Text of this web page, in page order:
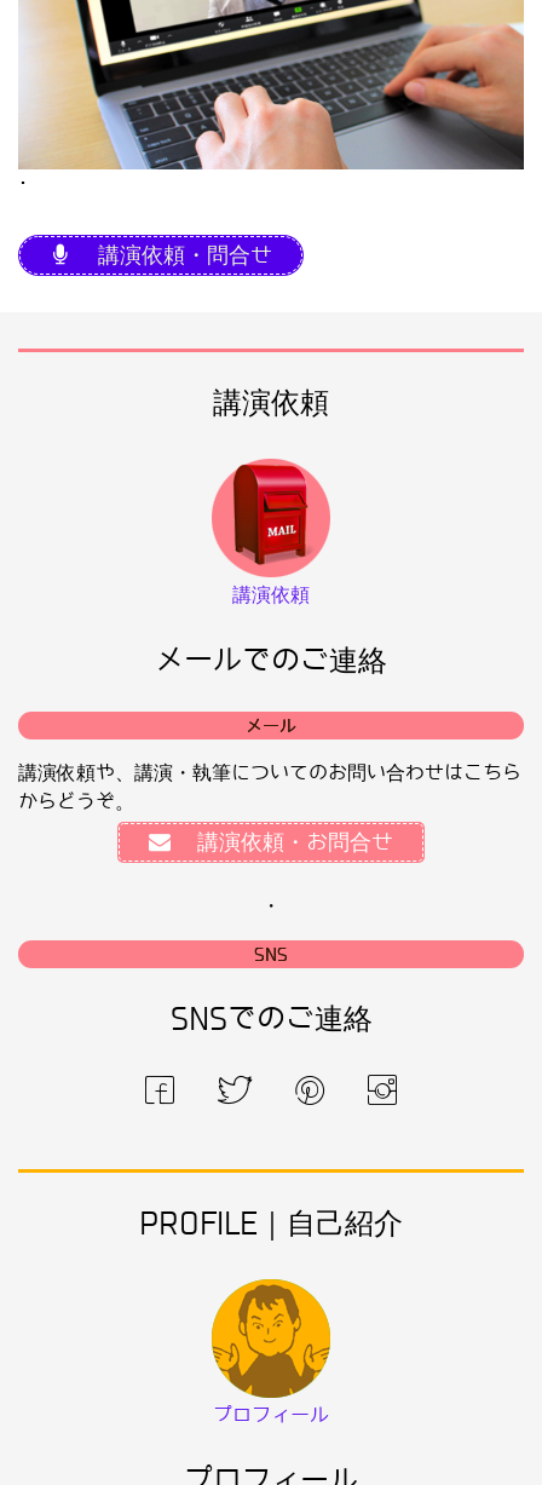
･
講演依頼・問合せ
講演依頼
講演依頼
メールでのご連絡
メール
講演依頼や、講演・執筆についてのお問い合わせはこちら
からどうぞ。
講演依頼・お問合せ
・
SNS
SNSでのご連絡
PROFILE｜自己紹介
プロフィール